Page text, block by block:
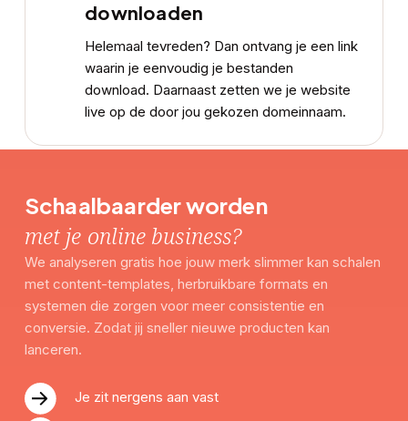
downloaden
Helemaal tevreden? Dan ontvang je een link
waarin je eenvoudig je bestanden
download. Daarnaast zetten we je website
live op de door jou gekozen domeinnaam.
Schaalbaarder worden
met je online business?
We analyseren gratis hoe jouw merk slimmer kan schalen
met content-templates, herbruikbare formats en
systemen die zorgen voor meer consistentie en
conversie. Zodat jij sneller nieuwe producten kan
lanceren.
Je zit nergens aan vast